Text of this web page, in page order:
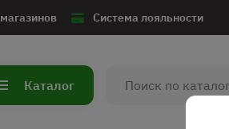
Система лояльности
Каталог